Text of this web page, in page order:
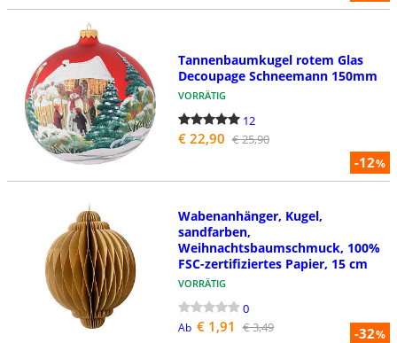
-12%
Tannenbaumkugel rotem Glas
Decoupage Schneemann 150mm
VORRÄTIG
12
€ 22,90 € 25,90
-32%
Wabenanhänger, Kugel,
sandfarben,
Weihnachtsbaumschmuck, 100%
FSC-zertifiziertes Papier, 15 cm
VORRÄTIG
0
Ab € 1,91 € 3,49